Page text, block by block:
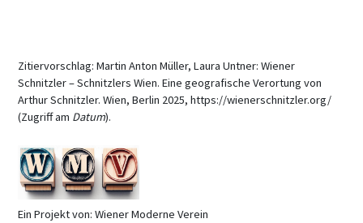
Zitiervorschlag: Martin Anton Müller, Laura Untner: Wiener
Schnitzler – Schnitzlers Wien. Eine geografische Verortung von
Arthur Schnitzler. Wien, Berlin 2025, https://wienerschnitzler.org/
(Zugriff am Datum).
Ein Projekt von: Wiener Moderne Verein